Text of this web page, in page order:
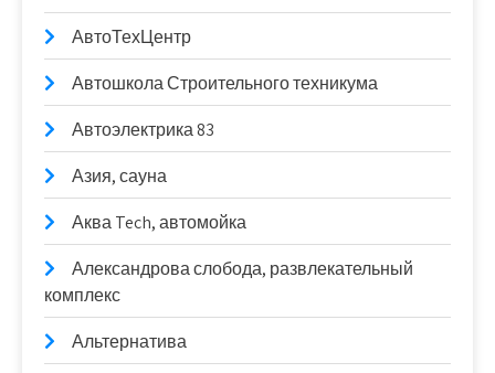
АвтоТехЦентр
Автошкола Строительного техникума
Автоэлектрика 83
Азия, сауна
Аква Tech, автомойка
Александрова слобода, развлекательный
комплекс
Альтернатива